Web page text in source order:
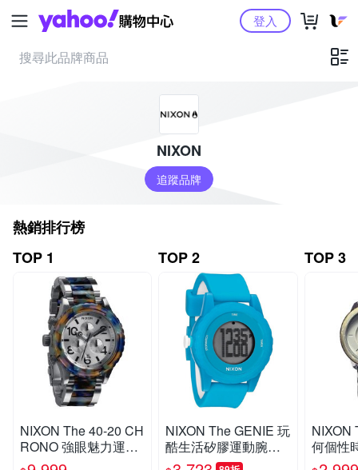
Yahoo購物中心登入
NIXON
追蹤品牌
熱銷排行榜
TOP 1
NIXON The 40-20 CH
RONO 強眼魅力運動
腕錶-鋼帶-藍彩玳瑁-N
TOP 2
NIXON The GENIE 玩
酷生活矽膠運動腕錶-
藍-44mm
TOP 3
NIXON
何個性
銀-